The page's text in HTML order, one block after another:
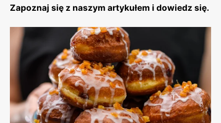
Zapoznaj się z naszym artykułem i dowiedz się.